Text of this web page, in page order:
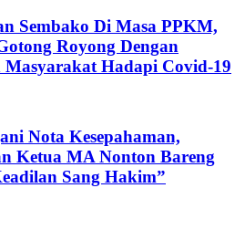
Sembako Di Masa PPKM,
Royong Dengan
Masyarakat Hadapi Covid-19
Nota Kesepahaman,
Ketua MA Nonton Bareng
Sang Hakim”